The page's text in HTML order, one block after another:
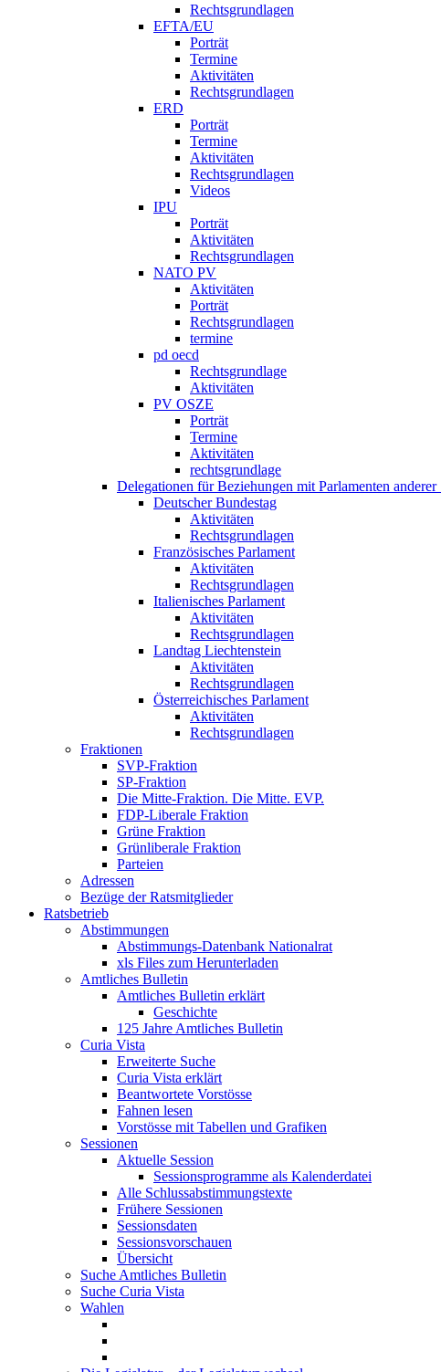
Rechtsgrundlagen
EFTA/EU
Porträt
Termine
Aktivitäten
Rechtsgrundlagen
ERD
Porträt
Termine
Aktivitäten
Rechtsgrundlagen
Videos
IPU
Porträt
Aktivitäten
Rechtsgrundlagen
NATO PV
Aktivitäten
Porträt
Rechtsgrundlagen
termine
pd oecd
Rechtsgrundlage
Aktivitäten
PV OSZE
Porträt
Termine
Aktivitäten
rechtsgrundlage
Delegationen für Beziehungen mit Parlamenten anderer
Deutscher Bundestag
Aktivitäten
Rechtsgrundlagen
Französisches Parlament
Aktivitäten
Rechtsgrundlagen
Italienisches Parlament
Aktivitäten
Rechtsgrundlagen
Landtag Liechtenstein
Aktivitäten
Rechtsgrundlagen
Österreichisches Parlament
Aktivitäten
Rechtsgrundlagen
Fraktionen
SVP-Fraktion
SP-Fraktion
Die Mitte-Fraktion. Die Mitte. EVP.
FDP-Liberale Fraktion
Grüne Fraktion
Grünliberale Fraktion
Parteien
Adressen
Bezüge der Ratsmitglieder
Ratsbetrieb
Abstimmungen
Abstimmungs-Datenbank Nationalrat
xls Files zum Herunterladen
Amtliches Bulletin
Amtliches Bulletin erklärt
Geschichte
125 Jahre Amtliches Bulletin
Curia Vista
Erweiterte Suche
Curia Vista erklärt
Beantwortete Vorstösse
Fahnen lesen
Vorstösse mit Tabellen und Grafiken
Sessionen
Aktuelle Session
Sessionsprogramme als Kalenderdatei
Alle Schlussabstimmungstexte
Frühere Sessionen
Sessionsdaten
Sessionsvorschauen
Übersicht
Suche Amtliches Bulletin
Suche Curia Vista
Wahlen